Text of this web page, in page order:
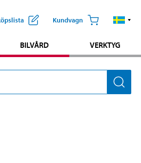
Kundvagn
BILVÅRD VERKTYG